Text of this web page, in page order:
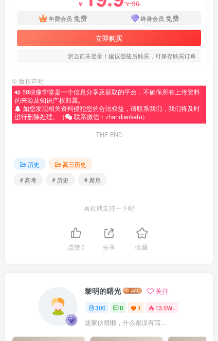
￥ ￥30
年费会员 免费 终身会员 免费
立即购买
您当前未登录！建议登陆后购买，可保存购买订单
© 版权声明
58映像学堂是一个信息分享及获取的平台，不确保所有上传资料
的来源及知识产权归属。
如您发现相关资料侵犯您的合法权益，请联系我们，我们将及时
进行删除处理。（
联系微信：zhandiankefu）
THE END
历史
高三历史
# 高考
# 历史 # 席月
喜欢就支持一下吧
点赞0 分享 收藏
黎明的曙光 关注
300 0 1 13.5W+
这家伙很懒，什么都没有写...